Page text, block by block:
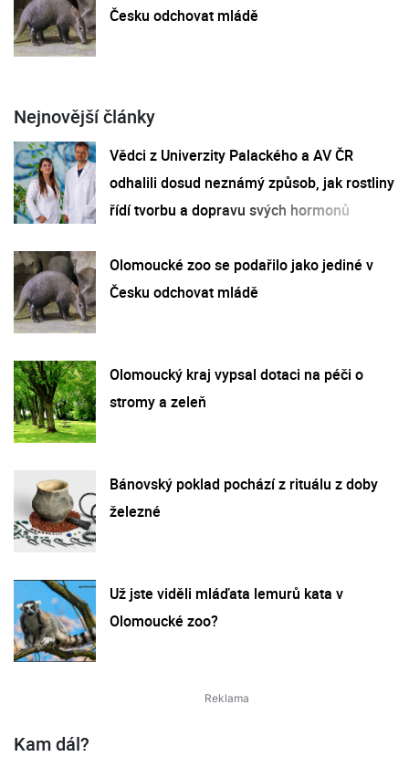
Česku odchovat mládě
Nejnovější články
Vědci z Univerzity Palackého a AV ČR
odhalili dosud neznámý způsob, jak rostliny
řídí tvorbu a dopravu svých hormonů
Olomoucké zoo se podařilo jako jediné v
Česku odchovat mládě
Olomoucký kraj vypsal dotaci na péči o
stromy a zeleň
Bánovský poklad pochází z rituálu z doby
železné
Už jste viděli mláďata lemurů kata v
Olomoucké zoo?
Kam dál?